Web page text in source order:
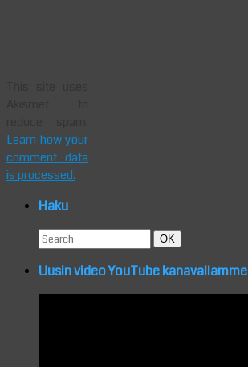
Learn how your
comment data
is processed.
Haku
Search
for:
Search
OK
Uusin video YouTube kanavallamme